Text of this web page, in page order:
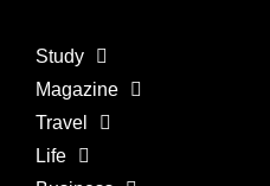
Study
Magazine
Travel
Life